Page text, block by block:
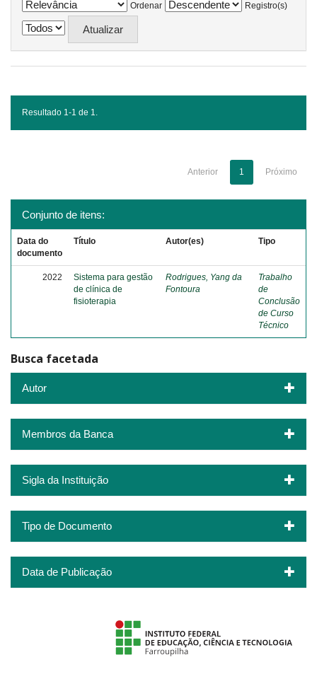
Ordenar
Registro(s)
Resultado 1-1 de 1.
Anterior 1 Próximo
Conjunto de itens:
Data do
documento
Título Autor(es) Tipo
2022
Sistema para gestão
de clínica de
fisioterapia
Rodrigues, Yang da
Fontoura
Trabalho
de
Conclusão
de Curso
Técnico
Busca facetada
Autor
Membros da Banca
Sigla da Instituição
Tipo de Documento
Data de Publicação